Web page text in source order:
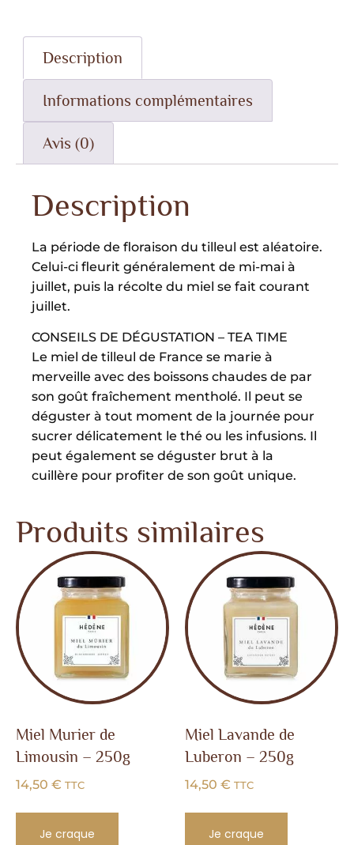
Description
Informations complémentaires
Avis (0)
Description
La période de floraison du tilleul est aléatoire.
Celui-ci fleurit généralement de mi-mai à
juillet, puis la récolte du miel se fait courant
juillet.
CONSEILS DE DÉGUSTATION – TEA TIME
Le miel de tilleul de France se marie à
merveille avec des boissons chaudes de par
son goût fraîchement mentholé. Il peut se
déguster à tout moment de la journée pour
sucrer délicatement le thé ou les infusions. Il
peut également se déguster brut à la
cuillère pour profiter de son goût unique.
Produits similaires
Miel Murier de
Limousin – 250g
14,50 € TTC
Je craque
Miel Lavande de
Luberon – 250g
14,50 € TTC
Je craque